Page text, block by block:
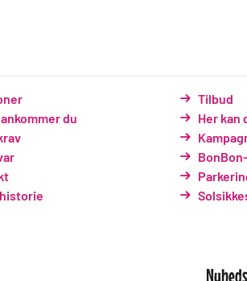
du
Tilbud
Her kan